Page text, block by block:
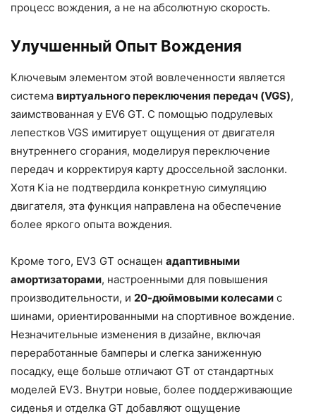
процесс вождения, а не на абсолютную скорость.
Улучшенный Опыт Вождения
Ключевым элементом этой вовлеченности является
система виртуального переключения передач (VGS),
заимствованная у EV6 GT. С помощью подрулевых
лепестков VGS имитирует ощущения от двигателя
внутреннего сгорания, моделируя переключение
передач и корректируя карту дроссельной заслонки.
Хотя Kia не подтвердила конкретную симуляцию
двигателя, эта функция направлена на обеспечение
более яркого опыта вождения.
Кроме того, EV3 GT оснащен адаптивными
амортизаторами, настроенными для повышения
производительности, и 20-дюймовыми колесами с
шинами, ориентированными на спортивное вождение.
Незначительные изменения в дизайне, включая
переработанные бамперы и слегка заниженную
посадку, еще больше отличают GT от стандартных
моделей EV3. Внутри новые, более поддерживающие
сиденья и отделка GT добавляют ощущение